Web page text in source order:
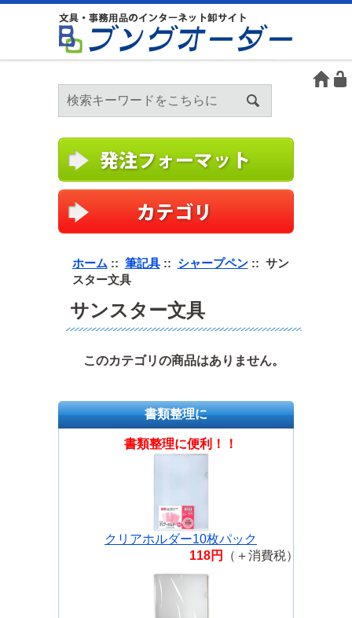
ホーム :: 筆記具:: シャープペン:: サン
スター文具
サンスター文具
このカテゴリの商品はありません。
書類整理に
書類整理に便利！！
クリアホルダー10枚パック
118円
（＋消費税）